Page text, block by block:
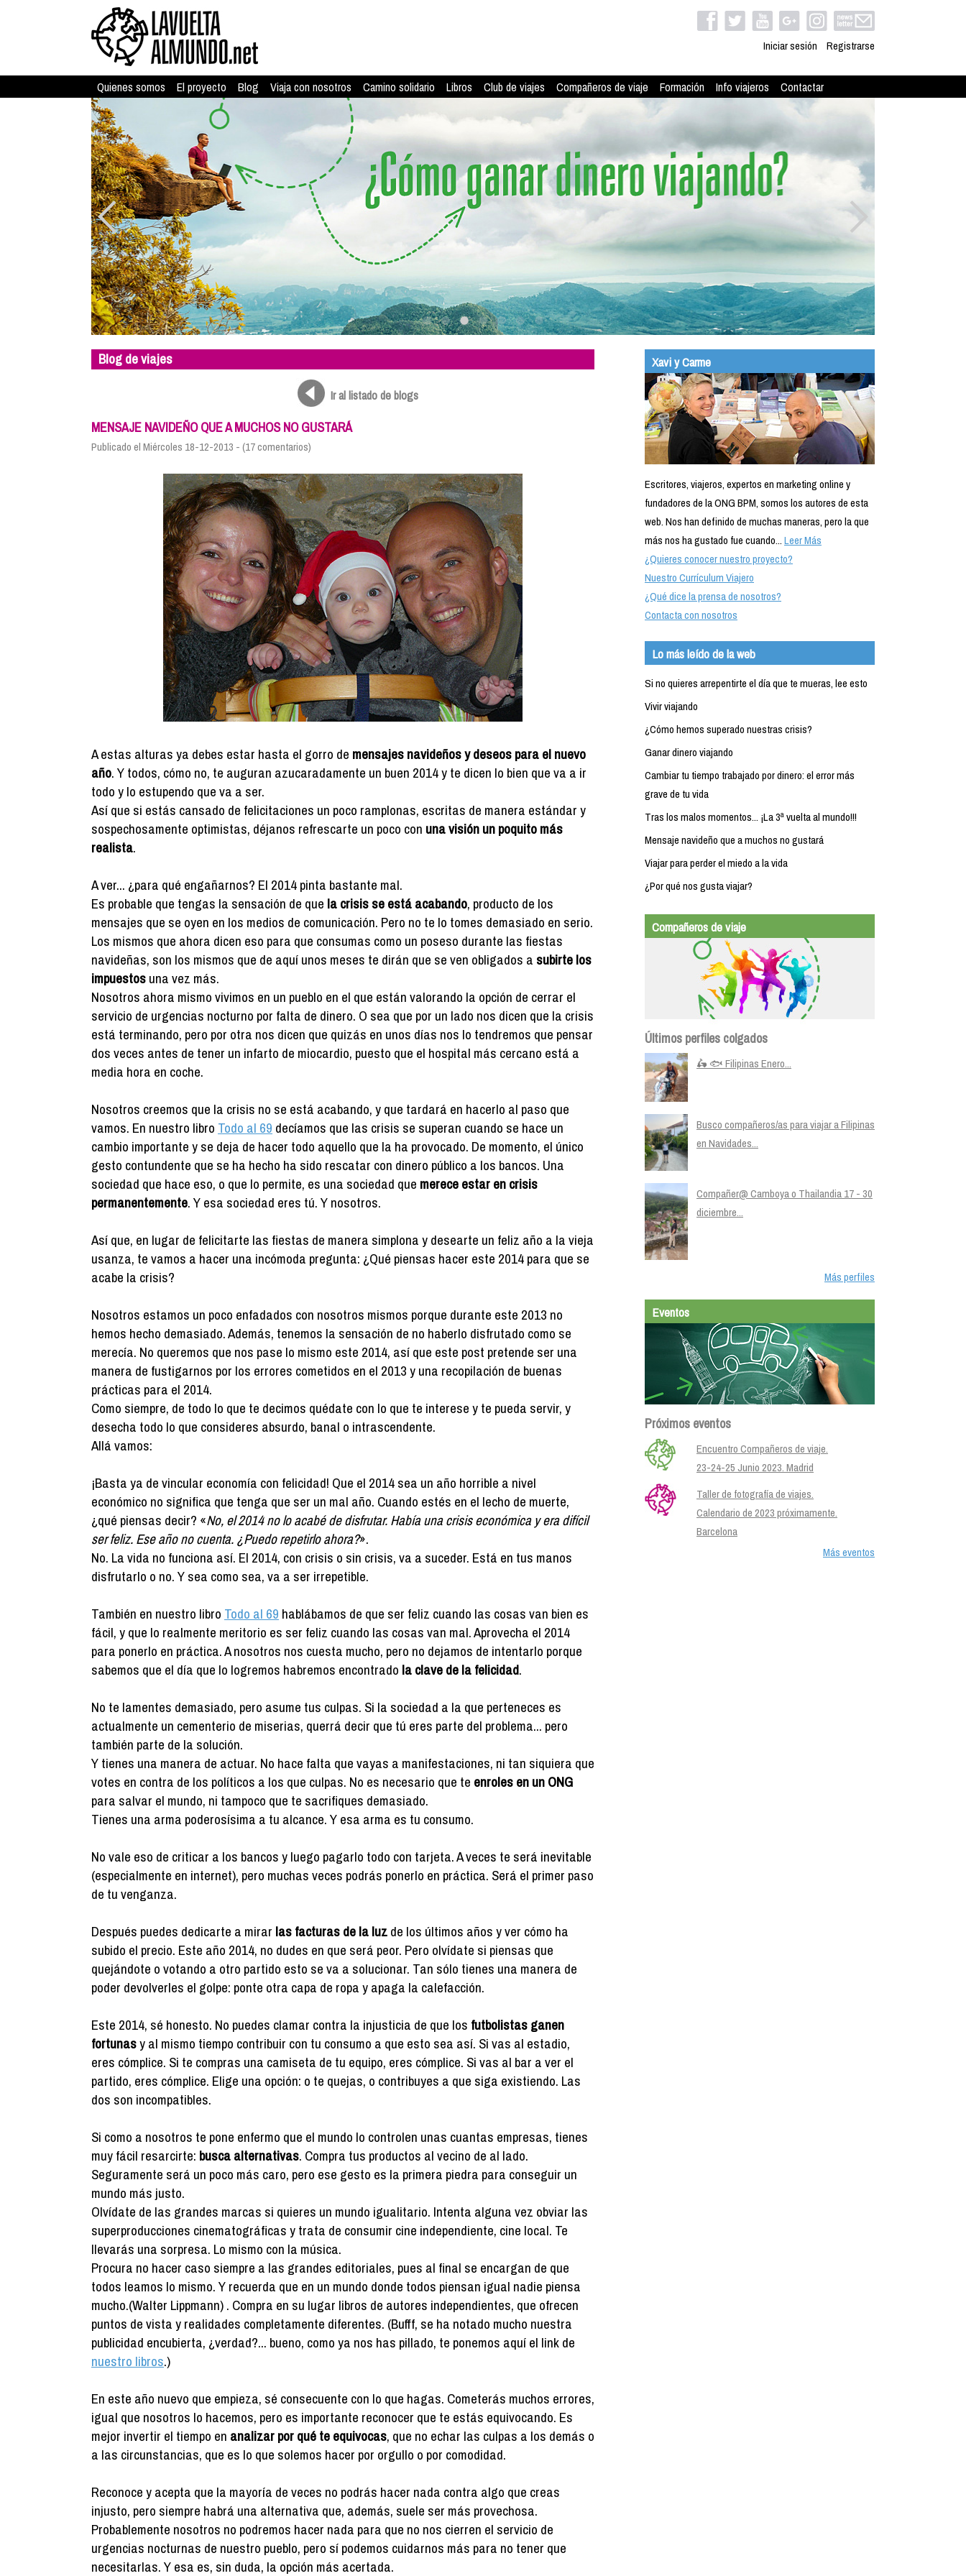
Iniciar sesión Registrarse
Quienes somos El proyecto Blog Viaja con nosotros Camino solidario Libros Club de viajes Compañeros de viaje Formación Info viajeros Contactar
Blog de viajes
Ir al listado de blogs
MENSAJE NAVIDEÑO QUE A MUCHOS NO GUSTARÁ
Publicado el Miércoles 18-12-2013 - (17 comentarios)
A estas alturas ya debes estar hasta el gorro de mensajes navideños y deseos para el nuevo
año. Y todos, cómo no, te auguran azucaradamente un buen 2014 y te dicen lo bien que va a ir
todo y lo estupendo que va a ser.
Así que si estás cansado de felicitaciones un poco ramplonas, escritas de manera estándar y
sospechosamente optimistas, déjanos refrescarte un poco con una visión un poquito más
realista.
A ver... ¿para qué engañarnos? El 2014 pinta bastante mal.
Es probable que tengas la sensación de que la crisis se está acabando, producto de los
mensajes que se oyen en los medios de comunicación. Pero no te lo tomes demasiado en serio.
Los mismos que ahora dicen eso para que consumas como un poseso durante las fiestas
navideñas, son los mismos que de aquí unos meses te dirán que se ven obligados a subirte los
impuestosuna vez más.
Nosotros ahora mismo vivimos en un pueblo en el que están valorando la opción de cerrar el
servicio de urgencias nocturno por falta de dinero. O sea que por un lado nos dicen que la crisis
está terminando, pero por otra nos dicen que quizás en unos días nos lo tendremos que pensar
dos veces antes de tener un infarto de miocardio, puesto que el hospital más cercano está a
media hora en coche.
Nosotros creemos que la crisis no se está acabando, y que tardará en hacerlo al paso que
vamos. En nuestro libro Todo al 69 decíamos que las crisis se superan cuando se hace un
cambio importante y se deja de hacer todo aquello que la ha provocado. De momento, el único
gesto contundente que se ha hecho ha sido rescatar con dinero público a los bancos. Una
sociedad que hace eso, o que lo permite, es una sociedad que merece estar en crisis
permanentemente. Y esa sociedad eres tú. Y nosotros.
Así que, en lugar de felicitarte las fiestas de manera simplona y desearte un feliz año a la vieja
usanza, te vamos a hacer una incómoda pregunta: ¿Qué piensas hacer este 2014 para que se
acabe la crisis?
Nosotros estamos un poco enfadados con nosotros mismos porque durante este 2013 no
hemos hecho demasiado. Además, tenemos la sensación de no haberlo disfrutado como se
merecía. No queremos que nos pase lo mismo este 2014, así que este post pretende ser una
manera de fustigarnos por los errores cometidos en el 2013 y una recopilación de buenas
prácticas para el 2014.
Como siempre, de todo lo que te decimos quédate con lo que te interese y te pueda servir, y
desecha todo lo que consideres absurdo, banal o intrascendente.
Allá vamos:
¡Basta ya de vincular economía con felicidad! Que el 2014 sea un año horrible a nivel
económico no significa que tenga que ser un mal año. Cuando estés en el lecho de muerte,
¿qué piensas decir? «No, el 2014 no lo acabé de disfrutar. Había una crisis económica y era difícil
ser feliz. Ese año no cuenta. ¿Puedo repetirlo ahora?».
No. La vida no funciona así. El 2014, con crisis o sin crisis, va a suceder. Está en tus manos
disfrutarlo o no. Y sea como sea, va a ser irrepetible.
También en nuestro libro Todo al 69 hablábamos de que ser feliz cuando las cosas van bien es
fácil, y que lo realmente meritorio es ser feliz cuando las cosas van mal. Aprovecha el 2014
para ponerlo en práctica. A nosotros nos cuesta mucho, pero no dejamos de intentarlo porque
sabemos que el día que lo logremos habremos encontrado la clave de la felicidad.
No te lamentes demasiado, pero asume tus culpas. Si la sociedad a la que perteneces es
actualmente un cementerio de miserias, querrá decir que tú eres parte del problema... pero
también parte de la solución.
Y tienes una manera de actuar. No hace falta que vayas a manifestaciones, ni tan siquiera que
votes en contra de los políticos a los que culpas. No es necesario que te enroles en un ONG
para salvar el mundo, ni tampoco que te sacrifiques demasiado.
Tienes una arma poderosísima a tu alcance. Y esa arma es tu consumo.
No vale eso de criticar a los bancos y luego pagarlo todo con tarjeta. A veces te será inevitable
(especialmente en internet), pero muchas veces podrás ponerlo en práctica. Será el primer paso
de tu venganza.
Después puedes dedicarte a mirar las facturas de la luzde los últimos años y ver cómo ha
subido el precio. Este año 2014, no dudes en que será peor. Pero olvídate si piensas que
quejándote o votando a otro partido esto se va a solucionar. Tan sólo tienes una manera de
poder devolverles el golpe: ponte otra capa de ropa y apaga la calefacción.
Este 2014, sé honesto. No puedes clamar contra la injusticia de que los futbolistas ganen
fortunasy al mismo tiempo contribuir con tu consumo a que esto sea así. Si vas al estadio,
eres cómplice. Si te compras una camiseta de tu equipo, eres cómplice. Si vas al bar a ver el
partido, eres cómplice. Elige una opción: o te quejas, o contribuyes a que siga existiendo. Las
dos son incompatibles.
Si como a nosotros te pone enfermo que el mundo lo controlen unas cuantas empresas, tienes
muy fácil resarcirte: busca alternativas. Compra tus productos al vecino de al lado.
Seguramente será un poco más caro, pero ese gesto es la primera piedra para conseguir un
mundo más justo.
Olvídate de las grandes marcas si quieres un mundo igualitario. Intenta alguna vez obviar las
superproducciones cinematográficas y trata de consumir cine independiente, cine local. Te
llevarás una sorpresa. Lo mismo con la música.
Procura no hacer caso siempre a las grandes editoriales, pues al final se encargan de que
todos leamos lo mismo. Y recuerda que en un mundo donde todos piensan igual nadie piensa
mucho.(Walter Lippmann) . Compra en su lugar libros de autores independientes, que ofrecen
puntos de vista y realidades completamente diferentes. (Bufff, se ha notado mucho nuestra
publicidad encubierta, ¿verdad?... bueno, como ya nos has pillado, te ponemos aquí el link de
nuestro libros.)
En este año nuevo que empieza, sé consecuente con lo que hagas. Cometerás muchos errores,
igual que nosotros lo hacemos, pero es importante reconocer que te estás equivocando. Es
mejor invertir el tiempo en analizar por qué te equivocas, que no echar las culpas a los demás o
a las circunstancias, que es lo que solemos hacer por orgullo o por comodidad.
Reconoce y acepta que la mayoría de veces no podrás hacer nada contra algo que creas
injusto, pero siempre habrá una alternativa que, además, suele ser más provechosa.
Probablemente nosotros no podremos hacer nada para que no nos cierren el servicio de
urgencias nocturnas de nuestro pueblo, pero sí podemos cuidarnos más para no tener que
necesitarlas. Y esa es, sin duda, la opción más acertada.
Xavi y Carme
Escritores, viajeros, expertos en marketing online y
fundadores de la ONG BPM, somos los autores de esta
web. Nos han definido de muchas maneras, pero la que
más nos ha gustado fue cuando...Leer Más
¿Quieres conocer nuestro proyecto?
Nuestro Currículum Viajero
¿Qué dice la prensa de nosotros?
Contacta con nosotros
Lo más leído de la web
Si no quieres arrepentirte el día que te mueras, lee esto
Vivir viajando
¿Cómo hemos superado nuestras crisis?
Ganar dinero viajando
Cambiar tu tiempo trabajado por dinero: el error más
grave de tu vida
Tras los malos momentos... ¡La 3ª vuelta al mundo!!!
Mensaje navideño que a muchos no gustará
Viajar para perder el miedo a la vida
¿Por qué nos gusta viajar?
Compañeros de viaje
Últimos perfiles colgados
🛵 🐟 Filipinas Enero...
Busco compañeros/as para viajar a Filipinas
en Navidades...
Compañer@ Camboya o Thailandia 17 - 30
diciembre...
Más perfiles
Eventos
Próximos eventos
Encuentro Compañeros de viaje.
23-24-25 Junio 2023. Madrid
Taller de fotografía de viajes.
Calendario de 2023 próximamente.
Barcelona
Más eventos